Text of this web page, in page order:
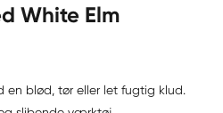
White Elm
en blød, tør eller let fugtig klud.